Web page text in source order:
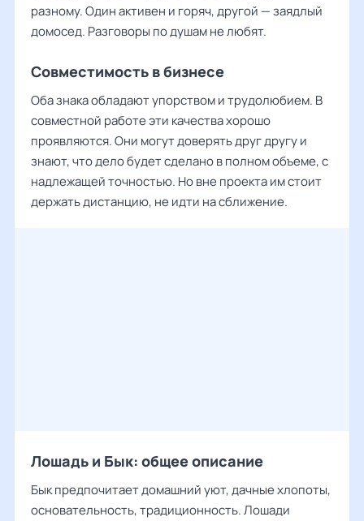
разному. Один активен и горяч, другой — заядлый
домосед. Разговоры по душам не любят.
Совместимость в бизнесе
Оба знака обладают упорством и трудолюбием. В
совместной работе эти качества хорошо
проявляются. Они могут доверять друг другу и
знают, что дело будет сделано в полном объеме, с
надлежащей точностью. Но вне проекта им стоит
держать дистанцию, не идти на сближение.
Лошадь и Бык: общее описание
Бык предпочитает домашний уют, дачные хлопоты,
основательность, традиционность. Лошади